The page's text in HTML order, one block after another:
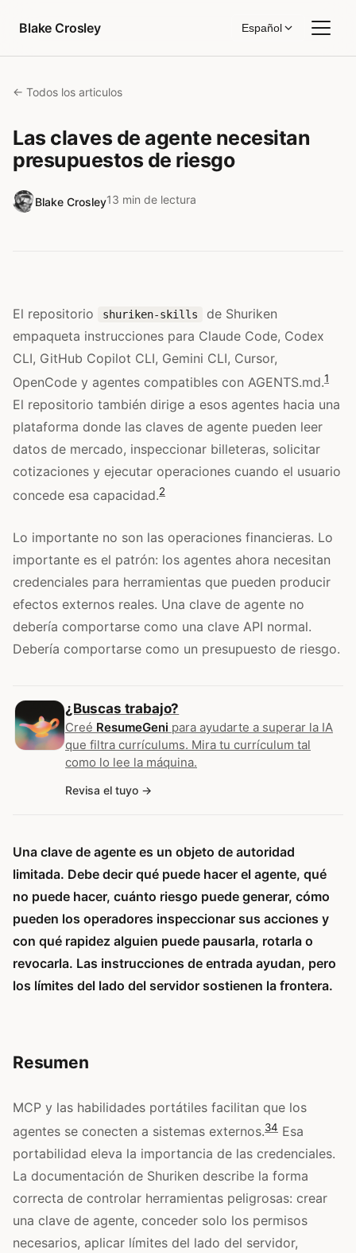
Blake Crosley
Español
← Todos los articulos
Las claves de agente necesitan
presupuestos de riesgo
Blake Crosley13 min de lectura
El repositorio shuriken-skills
de Shuriken
empaqueta instrucciones para Claude Code, Codex
CLI, GitHub Copilot CLI, Gemini CLI, Cursor,
OpenCode y agentes compatibles con AGENTS.md.1
El repositorio también dirige a esos agentes hacia una
plataforma donde las claves de agente pueden leer
datos de mercado, inspeccionar billeteras, solicitar
cotizaciones y ejecutar operaciones cuando el usuario
concede esa capacidad.2
Lo importante no son las operaciones financieras. Lo
importante es el patrón: los agentes ahora necesitan
credenciales para herramientas que pueden producir
efectos externos reales. Una clave de agente no
debería comportarse como una clave API normal.
Debería comportarse como un presupuesto de riesgo.
¿Buscas trabajo?
Creé ResumeGeni para ayudarte a superar la IA
que filtra currículums. Mira tu currículum tal
como lo lee la máquina.
Revisa el tuyo
Una clave de agente es un objeto de autoridad
limitada. Debe decir qué puede hacer el agente, qué
no puede hacer, cuánto riesgo puede generar, cómo
pueden los operadores inspeccionar sus acciones y
con qué rapidez alguien puede pausarla, rotarla o
revocarla. Las instrucciones de entrada ayudan, pero
los límites del lado del servidor sostienen la frontera.
Resumen
MCP y las habilidades portátiles facilitan que los
agentes se conecten a sistemas externos.34 Esa
portabilidad eleva la importancia de las credenciales.
La documentación de Shuriken describe la forma
correcta de controlar herramientas peligrosas: crear
una clave de agente, conceder solo los permisos
necesarios, aplicar límites del lado del servidor,